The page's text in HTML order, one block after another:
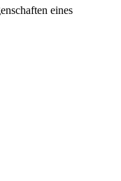
eines